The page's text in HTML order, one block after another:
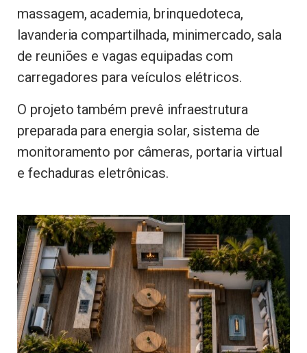
massagem, academia, brinquedoteca,
lavanderia compartilhada, minimercado, sala
de reuniões e vagas equipadas com
carregadores para veículos elétricos.
O projeto também prevê infraestrutura
preparada para energia solar, sistema de
monitoramento por câmeras, portaria virtual
e fechaduras eletrônicas.